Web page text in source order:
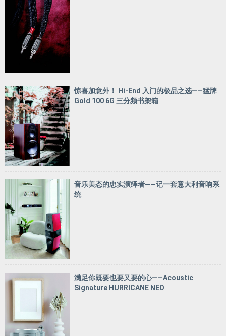
惊喜加意外！ Hi-End 入门的极品之选——猛牌
Gold 100 6G 三分频书架箱
音乐美态的忠实演绎者——记一套意大利音响系
统
满足你既要也要又要的心——Acoustic
Signature HURRICANE NEO